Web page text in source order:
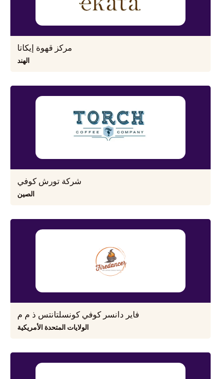
مركز قهوة إيكاتا
الهند
شركة تورش كوفي
الصين
فاير دانسر كوفي كونسلتانتس ذ م م
الولايات المتحدة الأمريكية